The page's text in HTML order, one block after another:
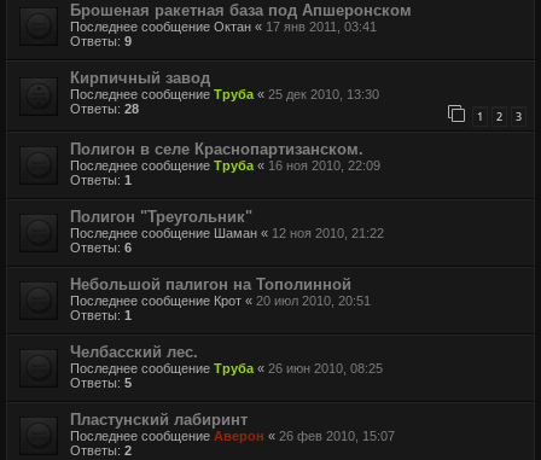
Брошеная ракетная база под Апшеронском
Последнее сообщение Октан « 17 янв 2011, 03:41
Ответы: 9
Кирпичный завод
Последнее сообщение Труба« 25 дек 2010, 13:30
Ответы: 28 1 2 3
Полигон в селе Краснопартизанском.
Последнее сообщение Труба « 16 ноя 2010, 22:09
Ответы: 1
Полигон "Треугольник"
Последнее сообщение Шаман « 12 ноя 2010, 21:22
Ответы: 6
Небольшой палигон на Тополинной
Последнее сообщение Крот « 20 июл 2010, 20:51
Ответы: 1
Челбасский лес.
Последнее сообщение Труба « 26 июн 2010, 08:25
Ответы: 5
Пластунский лабиринт
Последнее сообщение Аверон « 26 фев 2010, 15:07
Ответы: 2